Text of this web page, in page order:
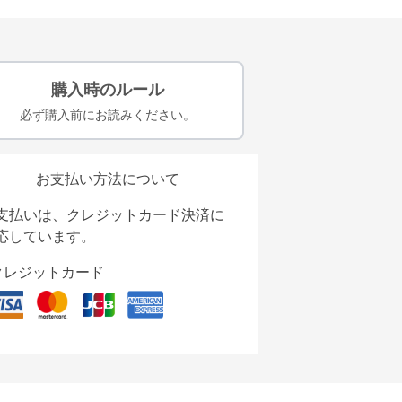
購入時のルール
必ず購入前にお読みください。
お支払い方法について
払いは、クレジットカード決済に
しています。
レジットカード